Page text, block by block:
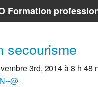
Formation
secourisme
3rd, 2014 à 8 h 48
@